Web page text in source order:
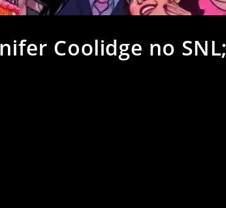
Coolidge no SNL;